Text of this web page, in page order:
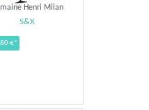
Henri Milan
S&X
€*